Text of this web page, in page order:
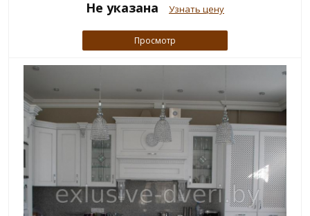
Не указана Узнать цену
Просмотр